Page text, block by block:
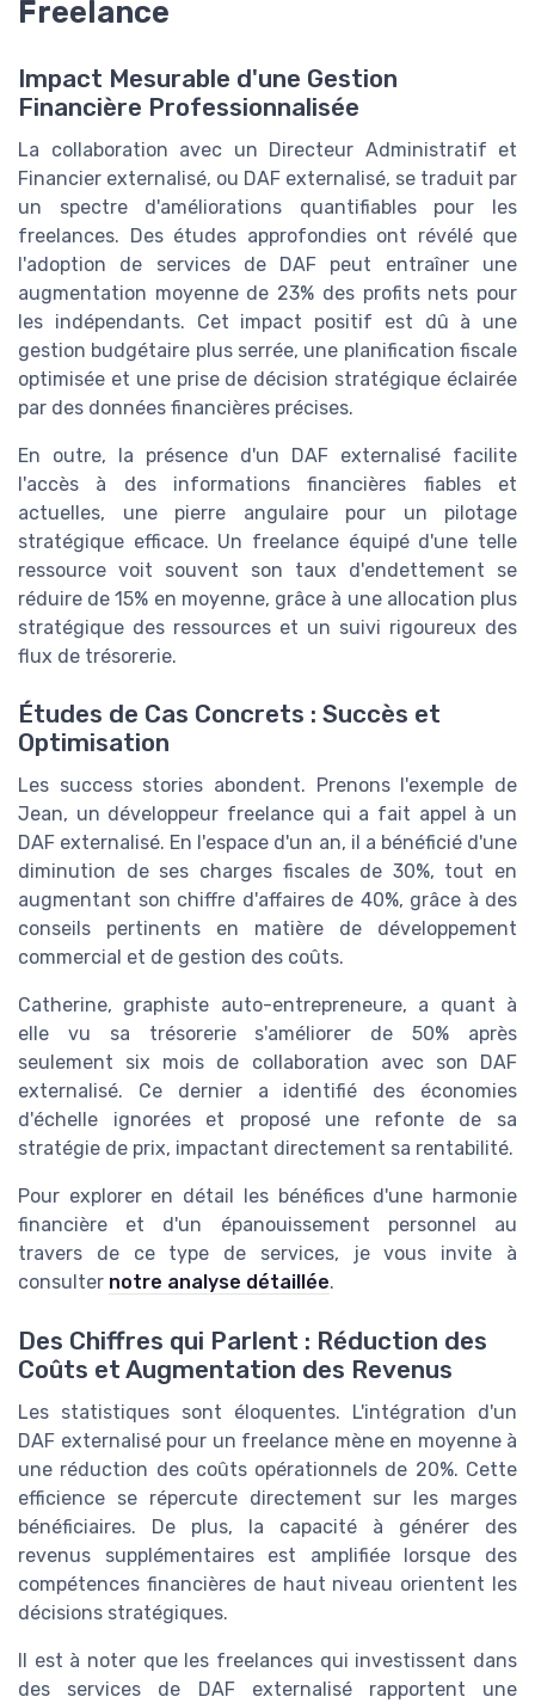
Freelance
Impact Mesurable d'une Gestion
Financière Professionnalisée
La collaboration avec un Directeur Administratif et
Financier externalisé, ou DAF externalisé, se traduit par
un spectre d'améliorations quantifiables pour les
freelances. Des études approfondies ont révélé que
l'adoption de services de DAF peut entraîner une
augmentation moyenne de 23% des profits nets pour
les indépendants. Cet impact positif est dû à une
gestion budgétaire plus serrée, une planification fiscale
optimisée et une prise de décision stratégique éclairée
par des données financières précises.
En outre, la présence d'un DAF externalisé facilite
l'accès à des informations financières fiables et
actuelles, une pierre angulaire pour un pilotage
stratégique efficace. Un freelance équipé d'une telle
ressource voit souvent son taux d'endettement se
réduire de 15% en moyenne, grâce à une allocation plus
stratégique des ressources et un suivi rigoureux des
flux de trésorerie.
Études de Cas Concrets : Succès et
Optimisation
Les success stories abondent. Prenons l'exemple de
Jean, un développeur freelance qui a fait appel à un
DAF externalisé. En l'espace d'un an, il a bénéficié d'une
diminution de ses charges fiscales de 30%, tout en
augmentant son chiffre d'affaires de 40%, grâce à des
conseils pertinents en matière de développement
commercial et de gestion des coûts.
Catherine, graphiste auto-entrepreneure, a quant à
elle vu sa trésorerie s'améliorer de 50% après
seulement six mois de collaboration avec son DAF
externalisé. Ce dernier a identifié des économies
d'échelle ignorées et proposé une refonte de sa
stratégie de prix, impactant directement sa rentabilité.
Pour explorer en détail les bénéfices d'une harmonie
financière et d'un épanouissement personnel au
travers de ce type de services, je vous invite à
consulter notre analyse détaillée.
Des Chiffres qui Parlent : Réduction des
Coûts et Augmentation des Revenus
Les statistiques sont éloquentes. L'intégration d'un
DAF externalisé pour un freelance mène en moyenne à
une réduction des coûts opérationnels de 20%. Cette
efficience se répercute directement sur les marges
bénéficiaires. De plus, la capacité à générer des
revenus supplémentaires est amplifiée lorsque des
compétences financières de haut niveau orientent les
décisions stratégiques.
Il est à noter que les freelances qui investissent dans
des services de DAF externalisé rapportent une